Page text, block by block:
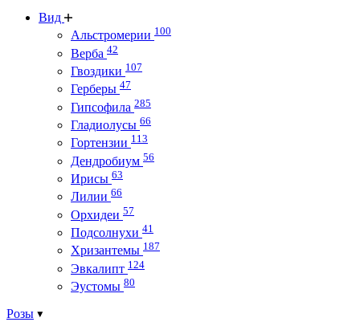
Вид
Альстромерии 100
Верба 42
Гвоздики 107
Герберы 47
Гипсофила 285
Гладиолусы 66
Гортензии 113
Дендробиум 56
Ирисы 63
Лилии 66
Орхидеи 57
Подсолнухи 41
Хризантемы 187
Эвкалипт 124
Эустомы 80
Розы